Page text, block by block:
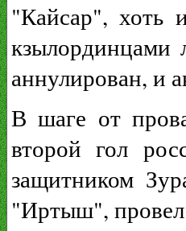
"Кайсар", хоть
кзылординцами
аннулирован, и
В шаге от
второй гол
защитником
"Иртыш",